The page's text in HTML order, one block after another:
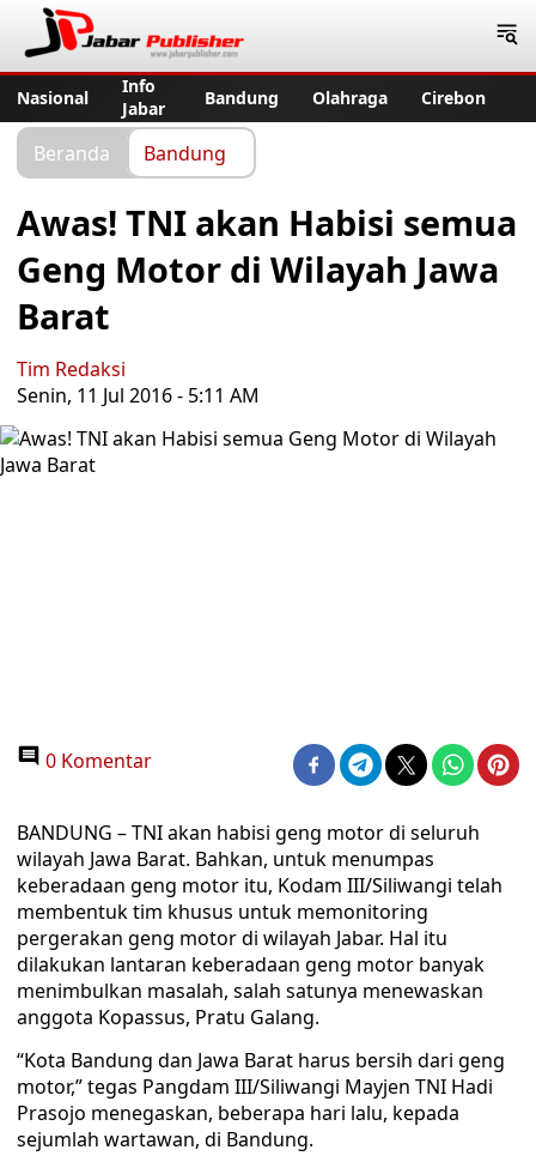
Nasional
Info
Jabar
Bandung Olahraga Cirebon
Beranda Bandung
Awas! TNI akan Habisi semua
Geng Motor di Wilayah Jawa
Barat
Tim Redaksi
Senin, 11 Jul 2016 - 5:11 AM
0 Komentar
BANDUNG – TNI akan habisi geng motor di seluruh
wilayah Jawa Barat. Bahkan, untuk menumpas
keberadaan geng motor itu, Kodam III/Siliwangi telah
membentuk tim khusus untuk memonitoring
pergerakan geng motor di wilayah Jabar. Hal itu
dilakukan lantaran keberadaan geng motor banyak
menimbulkan masalah, salah satunya menewaskan
anggota Kopassus, Pratu Galang.
“Kota Bandung dan Jawa Barat harus bersih dari geng
motor,” tegas Pangdam III/Siliwangi Mayjen TNI Hadi
Prasojo menegaskan, beberapa hari lalu, kepada
sejumlah wartawan, di Bandung.